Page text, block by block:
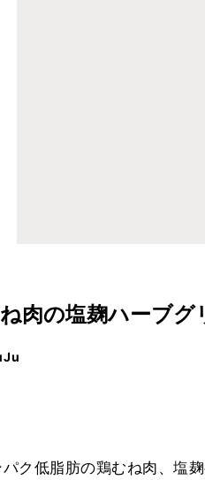
肉の塩麹ハーブグ
ク低脂肪の鶏むね肉、塩